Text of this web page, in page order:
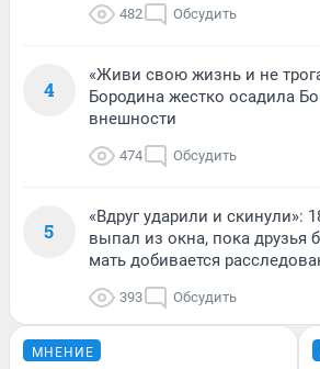
482 Обсудить
4
«Живи свою жизнь и не
Бородина жестко осадила
внешности
474 Обсудить
5
«Вдруг ударили и скинули»:
выпал из окна, пока друзья
мать добивается
393 Обсудить
МНЕНИЕ